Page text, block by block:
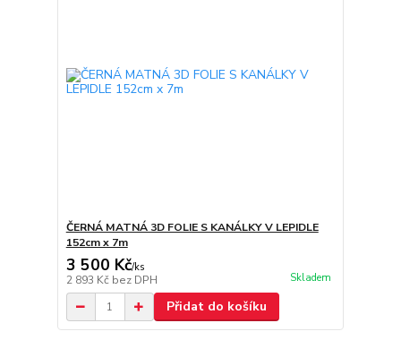
ČERNÁ MATNÁ 3D FOLIE S KANÁLKY V LEPIDLE
152cm x 7m
3 500 Kč/ks
2 893 Kč bez DPH Skladem
Přidat do košíku